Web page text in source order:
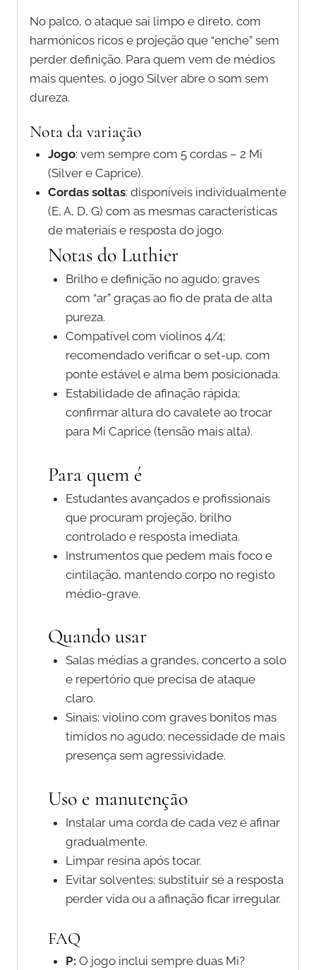
No palco, o ataque sai limpo e direto, com
harmónicos ricos e projeção que “enche” sem
perder definição. Para quem vem de médios
mais quentes, o jogo Silver abre o som sem
dureza.
Nota da variação
Jogo: vem sempre com 5 cordas – 2 Mi
(Silver e Caprice).
Cordas soltas: disponíveis individualmente
(E, A, D, G) com as mesmas características
de materiais e resposta do jogo.
Notas do Luthier
Brilho e definição no agudo; graves
com “ar” graças ao fio de prata de alta
pureza.
Compatível com violinos 4/4;
recomendado verificar o set-up, com
ponte estável e alma bem posicionada.
Estabilidade de afinação rápida;
confirmar altura do cavalete ao trocar
para Mi Caprice (tensão mais alta).
Para quem é
Estudantes avançados e profissionais
que procuram projeção, brilho
controlado e resposta imediata.
Instrumentos que pedem mais foco e
cintilação, mantendo corpo no registo
médio-grave.
Quando usar
Salas médias a grandes, concerto a solo
e repertório que precisa de ataque
claro.
Sinais: violino com graves bonitos mas
tímidos no agudo; necessidade de mais
presença sem agressividade.
Uso e manutenção
Instalar uma corda de cada vez e afinar
gradualmente.
Limpar resina após tocar.
Evitar solventes; substituir se a resposta
perder vida ou a afinação ficar irregular.
FAQ
P: O jogo inclui sempre duas Mi?